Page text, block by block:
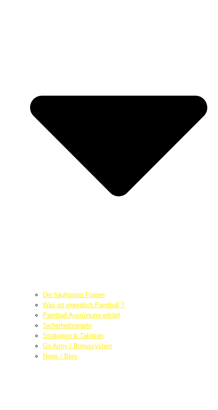
Die häufigsten Fragen
Was ist eigentlich Paintball ?
Paintball Ausrüstung erklärt
Sicherheitsregeln
Strategien & Taktiken
Go Army / Bonussystem
News / Blog